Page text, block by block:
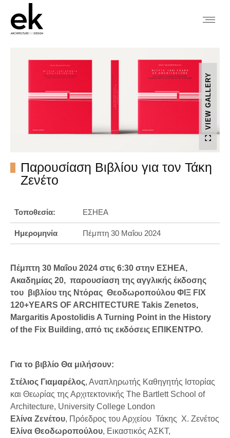
VIEW GALLERY
Παρουσίαση Βιβλίου για τον Τάκη
Ζενέτο
Τοποθεσία: ΕΣΗΕΑ
Ημερομηνία Πέμπτη 30 Μαΐου 2024
Πέμπτη 30 Μαΐου 2024 στις 6:30 στην ΕΣΗΕΑ,
Ακαδημίας 20, παρουσίαση της αγγλικής έκδοσης
του βιβλίου της Ντόρας Θεοδωροπούλου ΦΙΞ FIX
120+YEARS OF ARCHITECTURE Takis Zenetos,
Margaritis Apostolidis A Turning Point in the History
of the Fix Building, από τις εκδόσεις ΕΠΙΚΕΝΤΡΟ.
Για το βιβλίο Θα μιλήσουν:
Στέλιος Γιαμαρέλος, Αναπληρωτής Καθηγητής Ιστορίας
και Θεωρίας της Αρχιτεκτονικής Τhe Bartlett School of
Architecture, University College London
Ελίνα Ζενέτου, Πρόεδρος του Αρχείου Τάκης Χ. Ζενέτος
Ελίνα Θεοδωροπούλου, Εικαστικός ΑΣΚΤ,